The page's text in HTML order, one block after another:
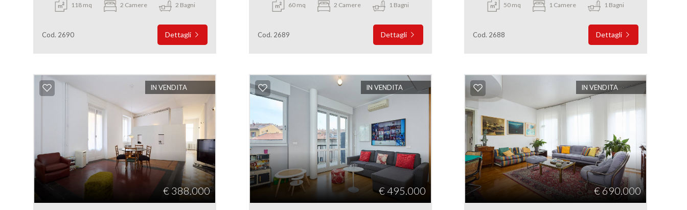
118 mq 2 Camere 2 Bagni
Cod. 2690 Dettagli
60 mq 2 Camere 1 Bagni
Cod. 2689 Dettagli
50 mq 1 Camere 1 Bagni
Cod. 2688 Dettagli
IN VENDITA
€ 388.000
IN VENDITA
€ 495.000
IN VENDITA
€ 690.000